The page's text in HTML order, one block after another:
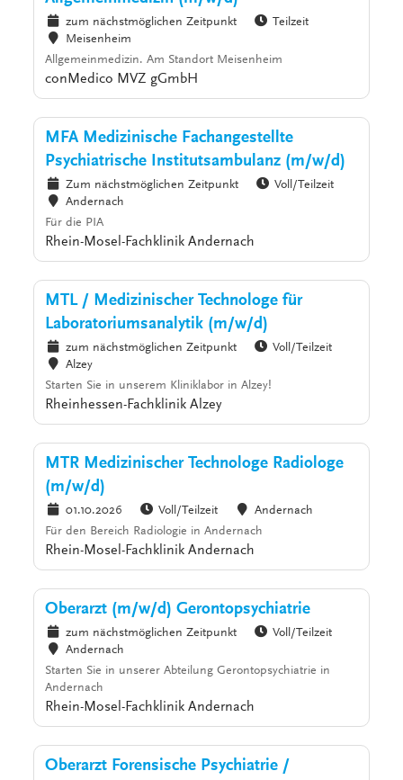
zum nächstmöglichen Zeitpunkt
Teilzeit
Meisenheim
Allgemeinmedizin. Am Standort Meisenheim
conMedico MVZ gGmbH
MFA Medizinische Fachangestellte
Psychiatrische Institutsambulanz (m/w/d)
Zum nächstmöglichen Zeitpunkt
Voll/Teilzeit
Andernach
Für die PIA
Rhein-Mosel-Fachklinik Andernach
MTL / Medizinischer Technologe für
Laboratoriumsanalytik (m/w/d)
zum nächstmöglichen Zeitpunkt
Voll/Teilzeit
Alzey
Starten Sie in unserem Kliniklabor in Alzey!
Rheinhessen-Fachklinik Alzey
MTR Medizinischer Technologe Radiologe
(m/w/d)
01.10.2026 Voll/Teilzeit
Andernach
Für den Bereich Radiologie in Andernach
Rhein-Mosel-Fachklinik Andernach
Oberarzt (m/w/d) Gerontopsychiatrie
zum nächstmöglichen Zeitpunkt
Voll/Teilzeit
Andernach
Starten Sie in unserer Abteilung Gerontopsychiatrie in
Andernach
Rhein-Mosel-Fachklinik Andernach
Oberarzt Forensische Psychiatrie /